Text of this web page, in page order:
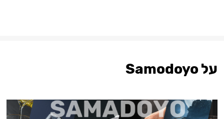
על Samodoyo